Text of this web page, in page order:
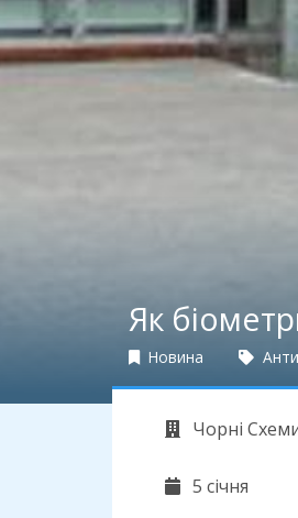
Як
Новина
Чорні
5 січня